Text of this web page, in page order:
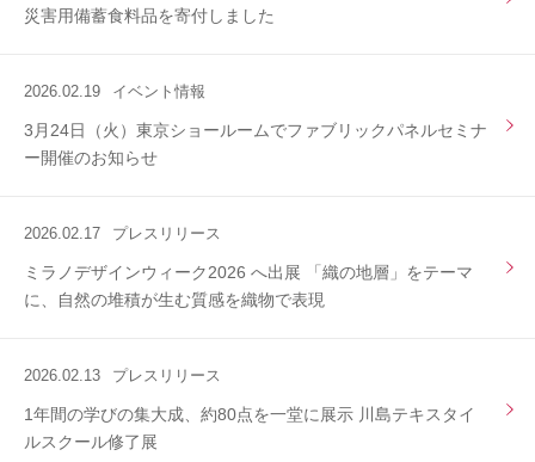
災害用備蓄食料品を寄付しました
2026.02.19 イベント情報
3月24日（火）東京ショールームでファブリックパネルセミナ
ー開催のお知らせ
2026.02.17 プレスリリース
ミラノデザインウィーク2026 へ出展 「織の地層」をテーマ
に、自然の堆積が生む質感を織物で表現
2026.02.13 プレスリリース
1年間の学びの集大成、約80点を一堂に展示 川島テキスタイ
ルスクール修了展